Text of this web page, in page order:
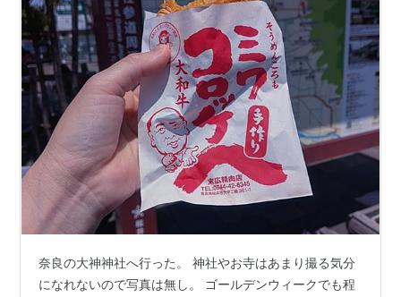
奈良の大神神社へ行った。 神社やお寺はあまり撮る気分
になれないので写真は無し。 ゴールデンウィークでも程